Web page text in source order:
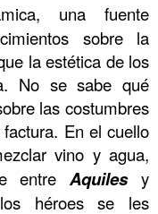
una fuente
sobre la
la estética de los
No se sabe qué
las costumbres
En el cuello
vino y agua,
entreAquilesy
héroes se les